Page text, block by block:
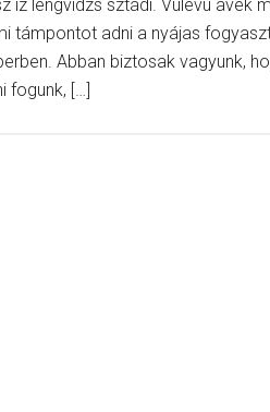
iz lengvidzs sztádi. Vulevú ávek
támpontot adni a nyájas
Abban biztosak vagyunk,
fogunk, […]